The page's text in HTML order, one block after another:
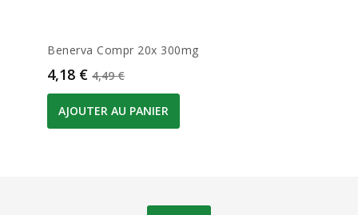
Benerva Compr 20x 300mg
Prix
4,18 € Prix de base
4,49 €
AJOUTER AU PANIER